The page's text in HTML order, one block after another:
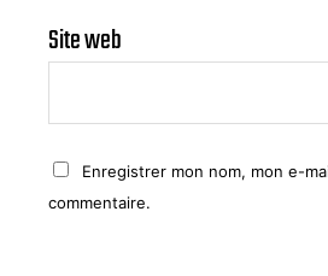
Site web
Enregistrer mon nom, mon e-
commentaire.